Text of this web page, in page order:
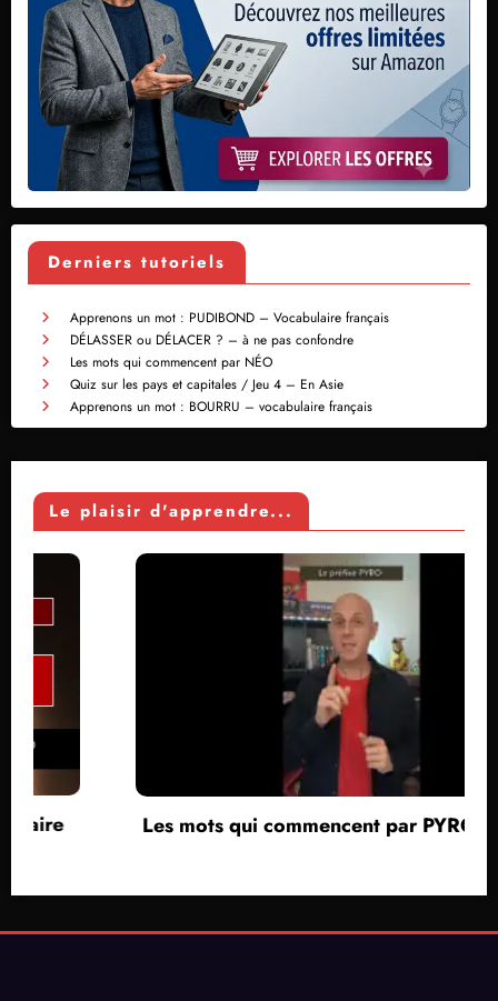
Derniers tutoriels
Apprenons un mot : PUDIBOND – Vocabulaire français
DÉLASSER ou DÉLACER ? – à ne pas confondre
Les mots qui commencent par NÉO
Quiz sur les pays et capitales / Jeu 4 – En Asie
Apprenons un mot : BOURRU – vocabulaire français
Le plaisir d'apprendre...
Les mots qui commencent par PYRO